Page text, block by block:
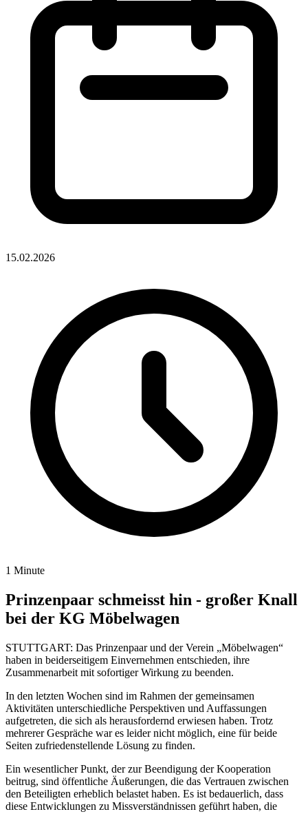
15.02.2026
1 Minute
Prinzenpaar schmeisst hin - großer Knall
bei der KG Möbelwagen
STUTTGART: Das Prinzenpaar und der Verein „Möbelwagen“
haben in beiderseitigem Einvernehmen entschieden, ihre
Zusammenarbeit mit sofortiger Wirkung zu beenden.
In den letzten Wochen sind im Rahmen der gemeinsamen
Aktivitäten unterschiedliche Perspektiven und Auffassungen
aufgetreten, die sich als herausfordernd erwiesen haben. Trotz
mehrerer Gespräche war es leider nicht möglich, eine für beide
Seiten zufriedenstellende Lösung zu finden.
Ein wesentlicher Punkt, der zur Beendigung der Kooperation
beitrug, sind öffentliche Äußerungen, die das Vertrauen zwischen
den Beteiligten erheblich belastet haben. Es ist bedauerlich, dass
diese Entwicklungen zu Missverständnissen geführt haben, die